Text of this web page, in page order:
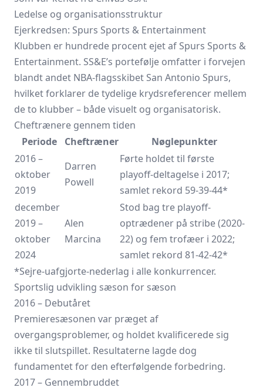
Ledelse og organisationsstruktur
Ejerkredsen: Spurs Sports & Entertainment
Klubben er hundrede procent ejet af Spurs Sports &
Entertainment. SS&E’s portefølje omfatter i forvejen
blandt andet NBA-flagsskibet San Antonio Spurs,
hvilket forklarer de tydelige krydsreferencer mellem
de to klubber – både visuelt og organisatorisk.
Cheftrænere gennem tiden
Periode
Cheftræner
Nøglepunkter
2016 –
oktober
2019
Darren
Powell
Førte holdet til første
playoff-deltagelse i 2017;
samlet rekord 59-39-44*
december
2019 –
oktober
2024
Alen
Marcina
Stod bag tre playoff-
optrædener på stribe (2020-
22) og fem trofæer i 2022;
samlet rekord 81-42-42*
*Sejre-uafgjorte-nederlag i alle konkurrencer.
Sportslig udvikling sæson for sæson
2016 – Debutåret
Premiere­sæsonen var præget af
overgangsproblemer, og holdet kvalificerede sig
ikke til slutspillet. Resultaterne lagde dog
fundamentet for den efterfølgende forbedring.
2017 – Gennembruddet